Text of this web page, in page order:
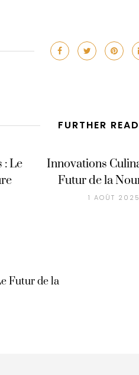
FURTHER
: Le
Innovations
Futur de la
1 AOÛT 2025
Futur de la